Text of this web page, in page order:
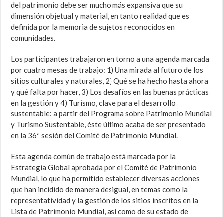
del patrimonio debe ser mucho más expansiva que su
dimensión objetual y material, en tanto realidad que es
definida por la memoria de sujetos reconocidos en
comunidades.
Los participantes trabajaron en torno a una agenda marcada
por cuatro mesas de trabajo: 1) Una mirada al futuro de los
sitios culturales y naturales, 2) Qué se ha hecho hasta ahora
y qué falta por hacer, 3) Los desafíos en las buenas prácticas
en la gestión y 4) Turismo, clave para el desarrollo
sustentable: a partir del Programa sobre Patrimonio Mundial
y Turismo Sustentable, éste último acaba de ser presentado
en la 36ª sesión del Comité de Patrimonio Mundial.
Esta agenda común de trabajo está marcada por la
Estrategia Global aprobada por el Comité de Patrimonio
Mundial, lo que ha permitido establecer diversas acciones
que han incidido de manera desigual, en temas como la
representatividad y la gestión de los sitios inscritos en la
Lista de Patrimonio Mundial, así como de su estado de